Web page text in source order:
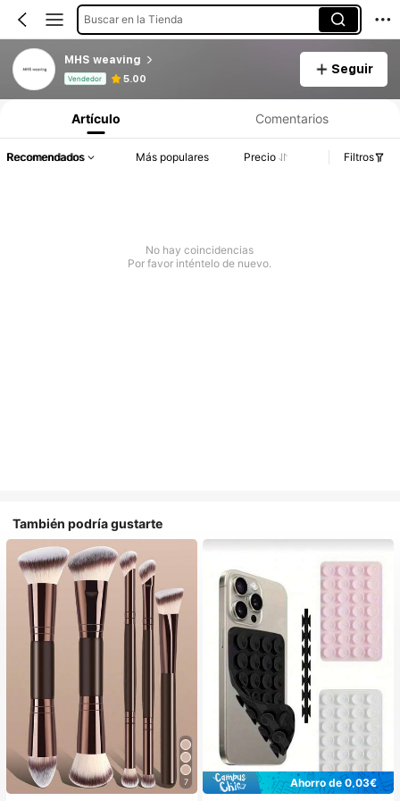
Buscar en la Tienda
MHS weaving
Vendedor 5.00
Seguir
Artículo Comentarios
Recomendados Más populares Precio Filtros
No hay coincidencias
Por favor inténtelo de nuevo.
También podría gustarte
7
Ahorro de 0,03€